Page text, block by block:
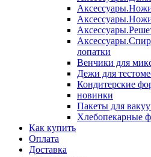
лопатки
Венчики для
Дежи для
Кондитерские
новинки
Пакеты для
Хлебопекарные
Как купить
Оплата
Доставка